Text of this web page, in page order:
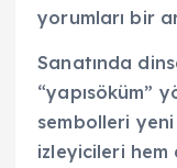
yorumları bir
Sanatında
“yapısöküm”
sembolleri
izleyicileri hem